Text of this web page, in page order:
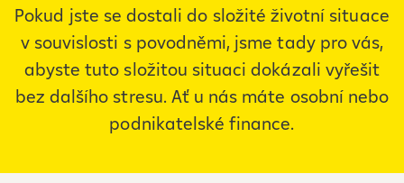
Pokud jste se dostali do složité životní situace
v souvislosti s povodněmi, jsme tady pro vás,
abyste tuto složitou situaci dokázali vyřešit
bez dalšího stresu. Ať u nás máte osobní nebo
podnikatelské finance.